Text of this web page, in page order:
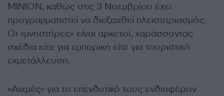
ΜΙΝΙΟΝ, καθώς στις 3 Νοεμβρίου έχει
προγραμματιστεί να διεξαχθεί πλειστηριασμός.
Οι «μνηστήρες» είναι αρκετοί, χαράσσοντας
σχέδια είτε για εμπορική είτε για τουριστική
εκμετάλλευση.
«Αιχμές» για το επενδυτικό τους ενδιαφέρον